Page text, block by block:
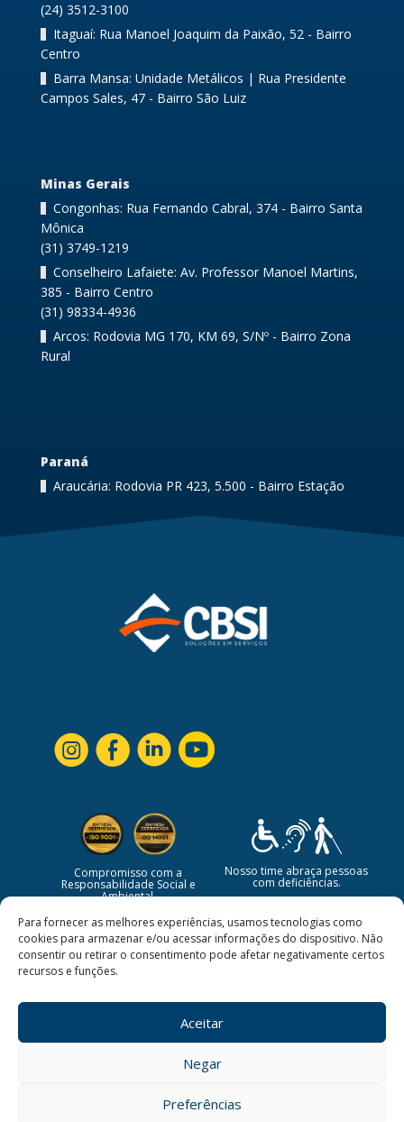
Para fornecer as melhores experiências, usamos tecnologias como
cookies para armazenar e/ou acessar informações do dispositivo. Não
consentir ou retirar o consentimento pode afetar negativamente certos
recursos e funções.
Aceitar
Negar
Preferências
(24) 3512-3100
Itaguaí: Rua Manoel Joaquim da Paixão, 52 - Bairro
Centro
Barra Mansa: Unidade Metálicos | Rua Presidente
Campos Sales, 47 - Bairro São Luiz
Minas Gerais
Congonhas: Rua Fernando Cabral, 374 - Bairro Santa
Mônica
(31) 3749-1219
Conselheiro Lafaiete: Av. Professor Manoel Martins,
385 - Bairro Centro
(31) 98334-4936
Arcos: Rodovia MG 170, KM 69, S/Nº - Bairro Zona
Rural
Paraná
Araucária: Rodovia PR 423, 5.500 - Bairro Estação
Compromisso com a
Responsabilidade Social e
Ambiental.
Nosso time abraça pessoas
com deficiências.
estão reservados.